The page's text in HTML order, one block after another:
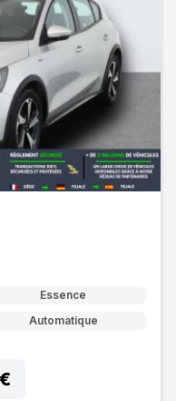
Essence
Automatique